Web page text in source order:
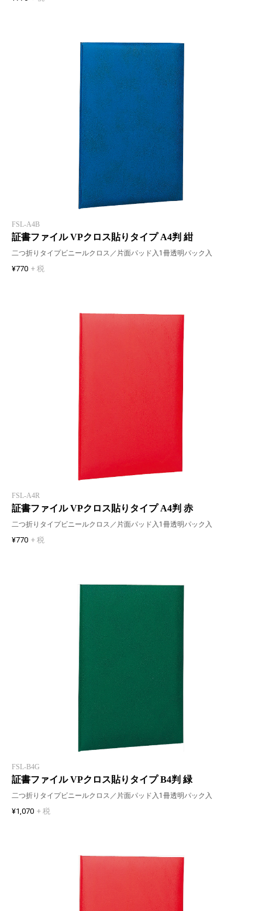
FSL-A4B
証書ファイル VPクロス貼りタイプ A4判 紺
二つ折りタイプビニールクロス／片面パッド入1冊透明パック入
¥770 + 税
FSL-A4R
証書ファイル VPクロス貼りタイプ A4判 赤
二つ折りタイプビニールクロス／片面パッド入1冊透明パック入
¥770 + 税
FSL-B4G
証書ファイル VPクロス貼りタイプ B4判 緑
二つ折りタイプビニールクロス／片面パッド入1冊透明パック入
¥1,070 + 税